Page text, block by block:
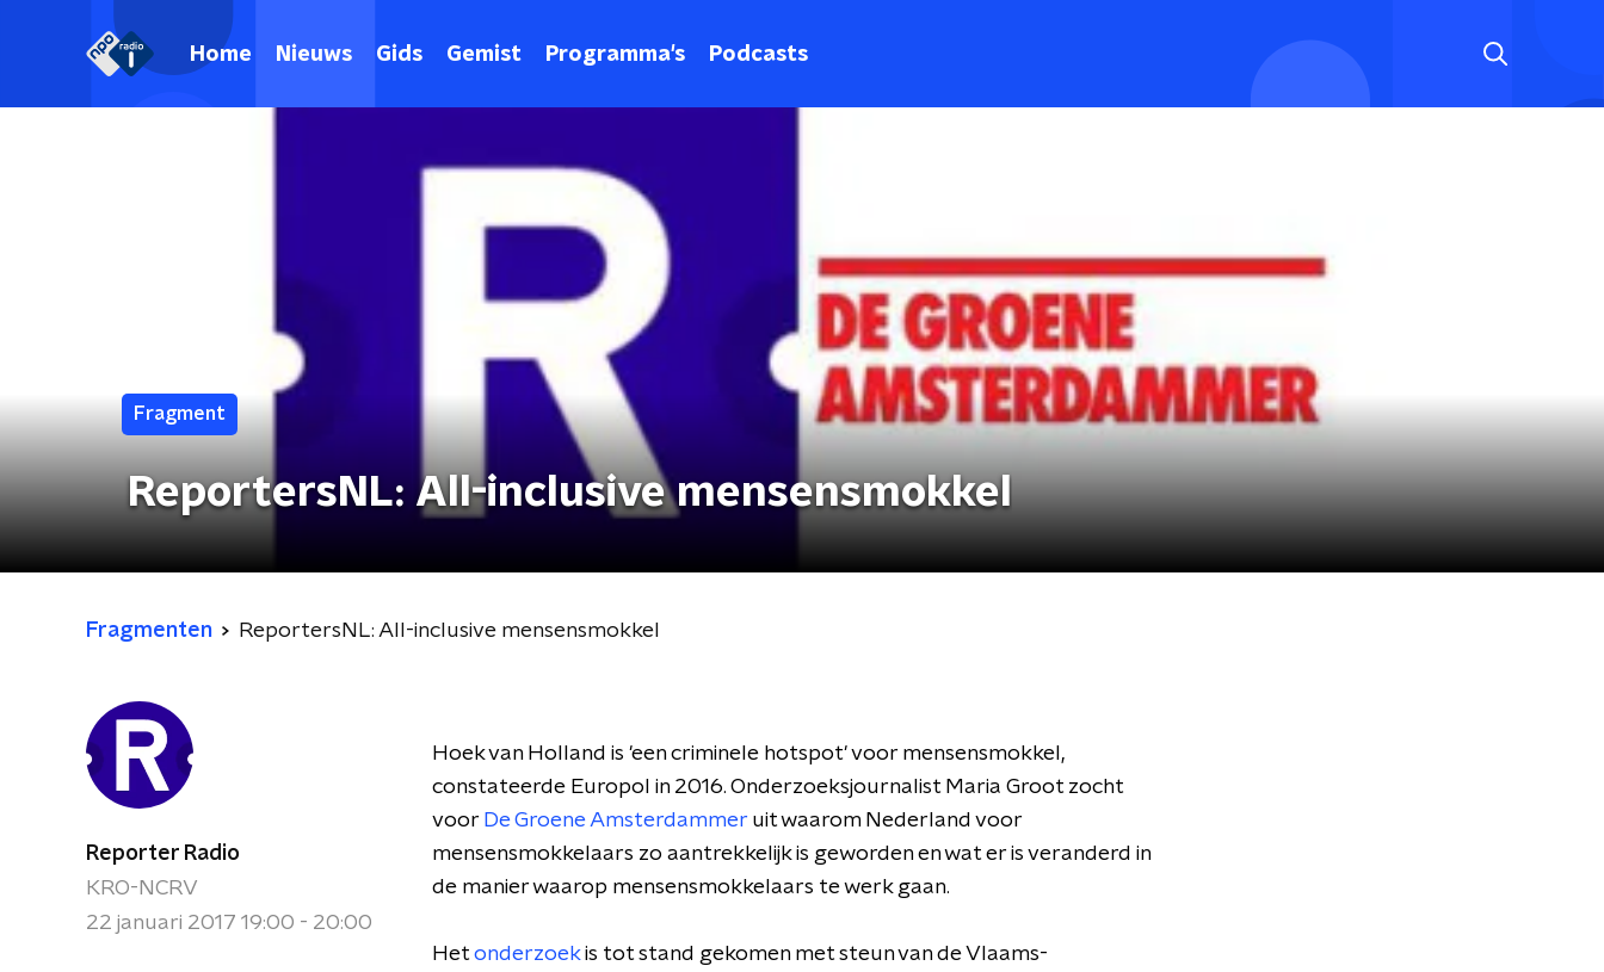
Home Nieuws Gids Gemist Programma's Podcasts
Fragment
ReportersNL: All-inclusive mensensmokkel
Fragmenten ReportersNL: All-inclusive mensensmokkel
Reporter Radio
KRO-NCRV
22 januari 2017 19:00 - 20:00
Hoek van Holland is 'een criminele hotspot' voor mensensmokkel,
constateerde Europol in 2016. Onderzoeksjournalist Maria Groot zocht
voor De Groene Amsterdammer uit waarom Nederland voor
mensensmokkelaars zo aantrekkelijk is geworden en wat er is veranderd in
de manier waarop mensensmokkelaars te werk gaan.
Het onderzoekis tot stand gekomen met steun van de Vlaams-